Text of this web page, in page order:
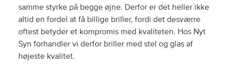
samme styrke på begge øjne. Derfor er det heller ikke
altid en fordel at få billige briller, fordi det desværre
oftest betyder et kompromis med kvaliteten. Hos Nyt
Syn forhandler vi derfor briller med stel og glas af
højeste kvalitet.